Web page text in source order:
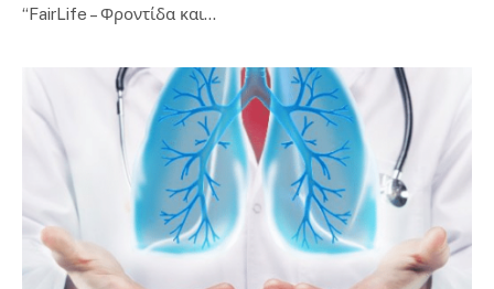
“FairLife – Φροντίδα και…